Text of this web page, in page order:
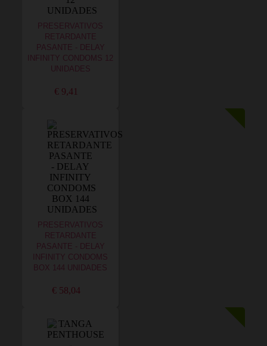
PRESERVATIVOS
RETARDANTE
PASANTE - DELAY
INFINITY CONDOMS 12
UNIDADES
€ 9,41
PRESERVATIVOS
RETARDANTE
PASANTE - DELAY
INFINITY CONDOMS
BOX 144 UNIDADES
€ 58,04